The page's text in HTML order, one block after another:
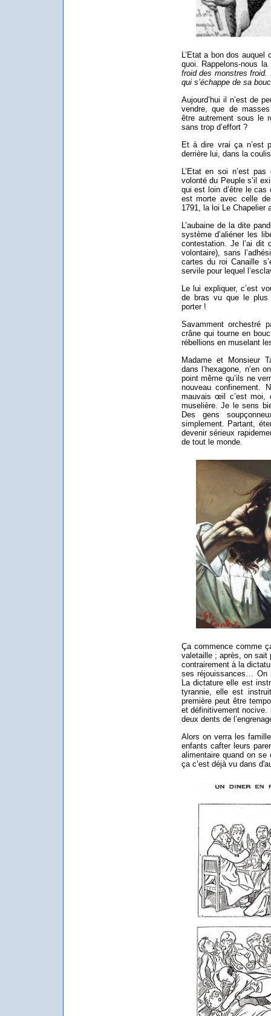
L’Etat a bon dos
quoi. Rappelons-nous
froid des monstres
qui s’échappe de sa
Aujourd’hui il n’est de
vendre, que de
être autrement sous le
sans trop d’effort ?
Et à dire vrai ça n’est
derrière lui, dans la
L’Etat en soi n’est
volonté du Peuple s’il
qui est loin d’être le cas
est morte avec celle
1791, la loi Le Chapelier
L’aubaine de la dite
système d’aliéner les
contestation. Je l’ai dit
volontaire), sans
cartes du roi Canaille
servile pour lequel
Le lui expliquer, c’est
de bras vu que le plus
porter !
Savamment orchestré
crâne qui tourne en
rébellions en muselant
Madame et Monsieur
dans l’hexagone, n’en
point même qu’ils ne
nouveau confinement.
mauvais œil c’est moi,
muselière. Je le sens
Des gens
simplement. Partant,
devenir sérieux
de tout le monde.
Ça commence comme
valetaille ; après, on sait
contrairement à la
ses réjouissances… On
La dictature elle est
tyrannie, elle est
première peut être
et définitivement nocive.
deux dents de
Alors on verra les
enfants cafter leurs
alimentaire quand on
ça c’est déjà vu dans